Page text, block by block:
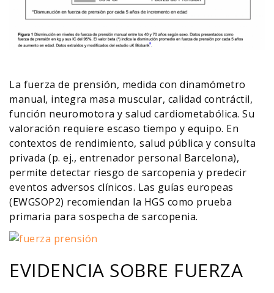
La fuerza de prensión, medida con dinamómetro
manual, integra masa muscular, calidad contráctil,
función neuromotora y salud cardiometabólica. Su
valoración requiere escaso tiempo y equipo. En
contextos de rendimiento, salud pública y consulta
privada (p. ej., entrenador personal Barcelona),
permite detectar riesgo de sarcopenia y predecir
eventos adversos clínicos. Las guías europeas
(EWGSOP2) recomiendan la HGS como prueba
primaria para sospecha de sarcopenia.
EVIDENCIA SOBRE FUERZA